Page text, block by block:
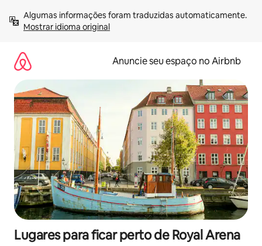
para
Mostrar idioma original
Anuncie seu espaço no Airbnb
Lugares para ficar perto de Royal Arena